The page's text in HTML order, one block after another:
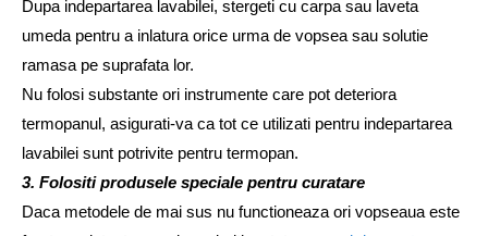
Dupa indepartarea lavabilei, stergeti cu carpa sau laveta
umeda pentru a inlatura orice urma de vopsea sau solutie
ramasa pe suprafata lor.
Nu folosi substante ori instrumente care pot deteriora
termopanul, asigurati-va ca tot ce utilizati pentru indepartarea
lavabilei sunt potrivite pentru termopan.
3. Folositi produsele speciale pentru curatare
Daca metodele de mai sus nu functioneaza ori vopseaua este